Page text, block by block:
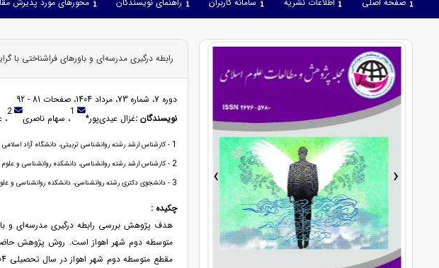
› ‹
رابطه درگیری مدرسه‌ای و باورهای فراشناختی
دوره 7، شماره 73، مرداد 1404، صفحات 81 - 92
نویسندگان :غزال عیدی‌پور* 1، سهام ناصری 2،
1 - کارشناس ارشد رشته روانشناسی تربیتی، دانشگاه آزاد اسلامی
2 - کارشناس ارشد رشته روانشناسی، دانشکده روانشناسی و علوم
3 - دانشجوی دکتری رشته روانشناسی، دانشکده روانشناسی و
چکیده :
هدف پژوهش بررسی رابطه درگیری مدرسه‌ای و
متوسطه دوم شهر اهواز است. روش پژوهش